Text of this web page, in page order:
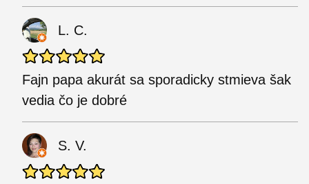
L. C.
Fajn papa akurát sa sporadicky stmieva šak
vedia čo je dobré
S. V.